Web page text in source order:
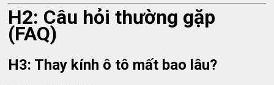
H2: Câu hỏi thường gặp
(FAQ)
H3: Thay kính ô tô mất bao lâu?